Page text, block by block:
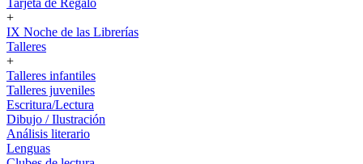
Tarjeta de Regalo
+
IX Noche de las Librerías
Talleres
+
Talleres infantiles
Talleres juveniles
Escritura/Lectura
Dibujo / Ilustración
Análisis literario
Lenguas